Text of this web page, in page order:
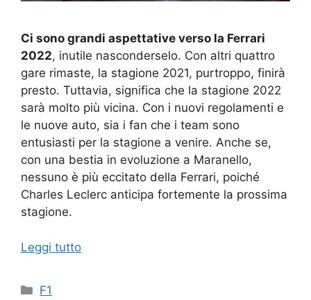
Ci sono grandi aspettative verso la Ferrari
2022, inutile nasconderselo. Con altri quattro
gare rimaste, la stagione 2021, purtroppo, finirà
presto. Tuttavia, significa che la stagione 2022
sarà molto più vicina. Con i nuovi regolamenti e
le nuove auto, sia i fan che i team sono
entusiasti per la stagione a venire. Anche se,
con una bestia in evoluzione a Maranello,
nessuno è più eccitato della Ferrari, poiché
Charles Leclerc anticipa fortemente la prossima
stagione.
Leggi tutto
Categorie
F1